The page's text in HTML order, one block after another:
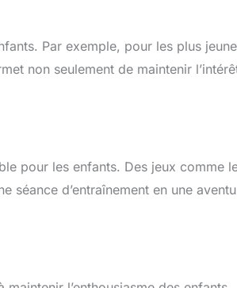
Par exemple, pour les plus
non seulement de maintenir
pour les enfants. Des jeux comme
séance d’entraînement en une